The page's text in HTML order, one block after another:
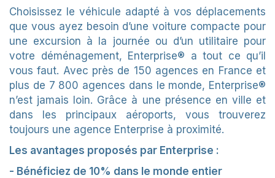
Choisissez le véhicule adapté à vos déplacements
que vous ayez besoin d’une voiture compacte pour
une excursion à la journée ou d’un utilitaire pour
votre déménagement, Enterprise® a tout ce qu’il
vous faut. Avec près de 150 agences en France et
plus de 7 800 agences dans le monde, Enterprise®
n’est jamais loin. Grâce à une présence en ville et
dans les principaux aéroports, vous trouverez
toujours une agence Enterprise à proximité.
Les avantages proposés par Enterprise :
- Bénéficiez de 10% dans le monde entier